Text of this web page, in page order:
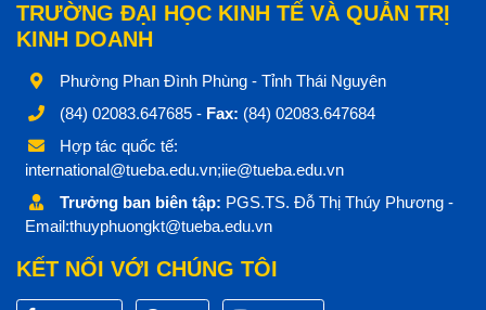
TRƯỜNG ĐẠI HỌC KINH TẾ VÀ QUẢN TRỊ
KINH DOANH
Phường Phan Đình Phùng - Tỉnh Thái Nguyên
(84) 02083.647685 - Fax: (84) 02083.647684
Hợp tác quốc tế:
international@tueba.edu.vn;iie@tueba.edu.vn
Trưởng ban biên tập: PGS.TS. Đỗ Thị Thúy Phương -
Email:thuyphuongkt@tueba.edu.vn
KẾT NỐI VỚI CHÚNG TÔI